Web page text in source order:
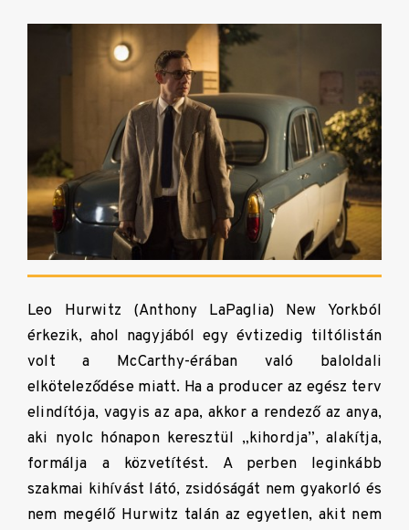
Leo Hurwitz (Anthony LaPaglia) New Yorkból
érkezik, ahol nagyjából egy évtizedig tiltólistán
volt a McCarthy-érában való baloldali
elköteleződése miatt. Ha a producer az egész terv
elindítója, vagyis az apa, akkor a rendező az anya,
aki nyolc hónapon keresztül „kihordja”, alakítja,
formálja a közvetítést. A perben leginkább
szakmai kihívást látó, zsidóságát nem gyakorló és
nem megélő Hurwitz talán az egyetlen, akit nem